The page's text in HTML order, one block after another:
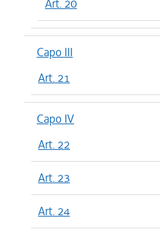
Art. 20
Capo III
Art. 21
Capo IV
Art. 22
Art. 23
Art. 24